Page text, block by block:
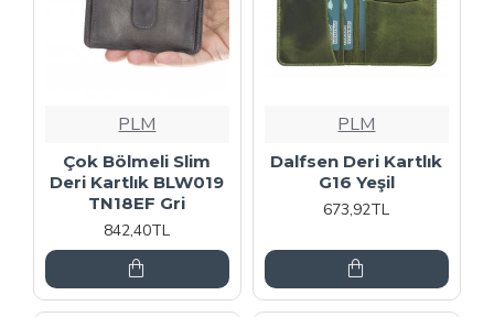
PLM
Çok Bölmeli Slim
Deri Kartlık BLW019
TN18EF Gri
842,40TL
PLM
Dalfsen Deri Kartlık
G16 Yeşil
673,92TL